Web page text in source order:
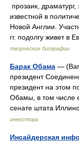
прозаик,
известной в
Новой Англии.
гг. подолгу живет в
творческие биографии
Барак Обама —
президент
президент на этом
Обамы, в том числе
сенате штата
инвестора
Инсайдерская